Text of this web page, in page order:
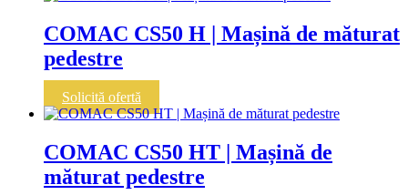
COMAC CS50 H | Mașină de măturat
pedestre
Solicită ofertă
COMAC CS50 HT | Mașină de
măturat pedestre